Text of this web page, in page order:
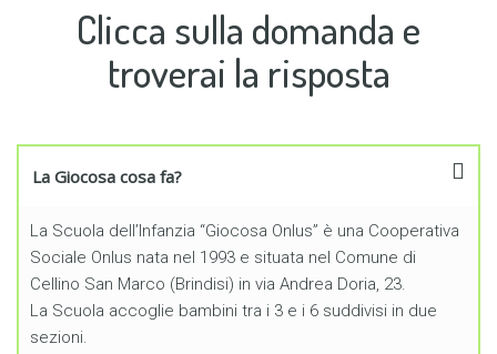
Clicca sulla domanda e
troverai la risposta
La Giocosa cosa fa?
La Scuola dell’Infanzia “Giocosa Onlus” è una Cooperativa
Sociale Onlus nata nel 1993 e situata nel Comune di
Cellino San Marco (Brindisi) in via Andrea Doria, 23.
La Scuola accoglie bambini tra i 3 e i 6 suddivisi in due
sezioni.